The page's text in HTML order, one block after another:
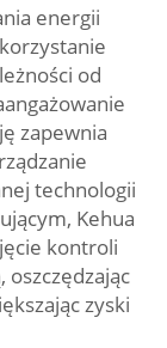
energii
od
zapewnia
technologii
Kehua
kontroli
oszczędzając
zyski